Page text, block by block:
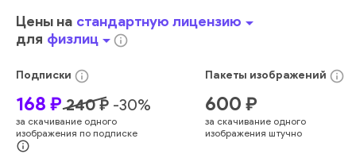
Окружающая Среда Облачный Пейзаж
Группа
Силуэт Животное
Экосистема
Фоновые Изображения
Клюв
Животные В Дикой Природе
Птичья Стая
Группа Животных
Крыло Животного
Облако
Предыстория
Цены на стандартную лицензиюarrow_drop_down
для физлицarrow_drop_downinfo_outline
Подписки info_outline
168 ₽ 240₽ -30%
за скачивание одного
изображения по подписке
info_outline
Пакеты изображений info_outline
600 ₽
за скачивание одного
изображения штучно